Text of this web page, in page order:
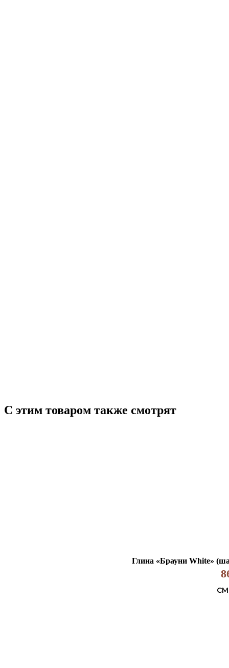
С этим товаром также смотрят
Глина «Брауни White»